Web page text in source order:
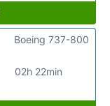
02h 22min
Boeing 737-800